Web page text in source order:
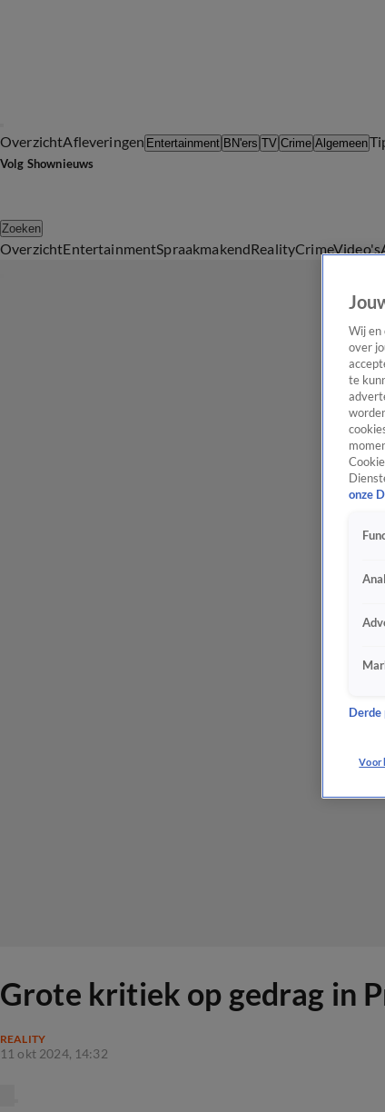
OverzichtAfleveringen Entertainment BN'ers TV Crime Algemeen
Volg Shownieuws
Zoeken
OverzichtEntertainmentSpraakmakendRealityCrimeVideo's
Grote kritiek op gedrag in
REALITY
11 okt 2024, 14:32
Wij en
over
te
onze